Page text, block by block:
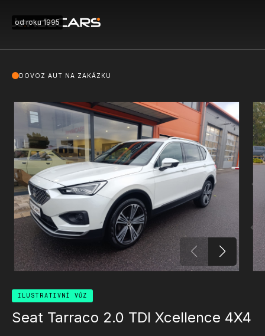
od roku 1995
Seat Tarraco 2.0 TDI Xcellence 4X4
ILUSTRATIVNÍ VŮZ
DOVOZ AUT NA ZAKÁZKU